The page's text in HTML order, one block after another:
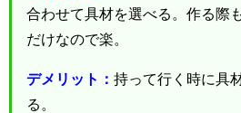
合わせて具材を選べる。作る際
だけなので楽。
デメリット： 持って行く時に具
る。